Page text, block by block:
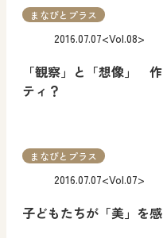
「観察」と「想像」
ティ？
2016.07.07<Vol.08>
まなびとプラス
子どもたちが「美」を
2016.07.07<Vol.07>
まなびとプラス